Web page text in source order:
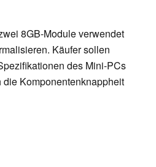
8GB-Module verwendet
Käufer sollen
des Mini-PCs
Komponentenknappheit